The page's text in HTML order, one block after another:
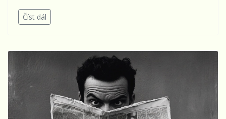
Číst dál